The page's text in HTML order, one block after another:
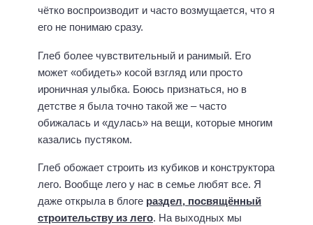
чётко воспроизводит и часто возмущается, что я
его не понимаю сразу.
Глеб более чувствительный и ранимый. Его
может «обидеть» косой взгляд или просто
ироничная улыбка. Боюсь признаться, но в
детстве я была точно такой же – часто
обижалась и «дулась» на вещи, которые многим
казались пустяком.
Глеб обожает строить из кубиков и конструктора
лего. Вообще лего у нас в семье любят все. Я
даже открыла в блоге раздел, посвящённый
строительству из лего. На выходных мы